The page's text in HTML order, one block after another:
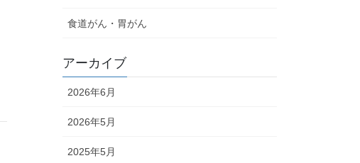
食道がん・胃がん
アーカイブ
2026年6月
2026年5月
2025年5月